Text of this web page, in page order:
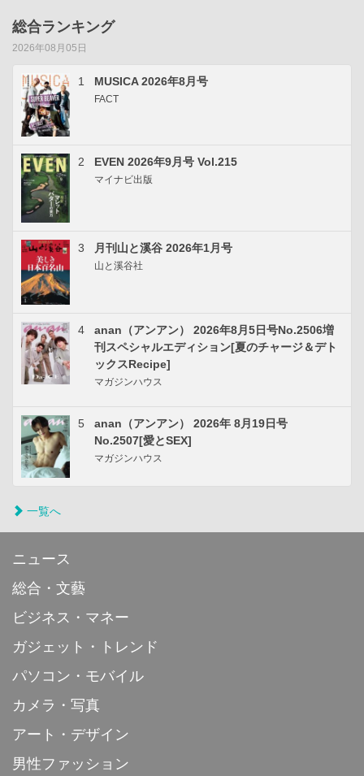
総合ランキング
2026年08月05日
1 MUSICA 2026年8月号
FACT
2 EVEN 2026年9月号 Vol.215
マイナビ出版
3 月刊山と溪谷 2026年1月号
山と溪谷社
4
anan（アンアン） 2026年8月5日号No.2506増
刊スペシャルエディション[夏のチャージ＆デト
ックスRecipe]
マガジンハウス
5
anan（アンアン） 2026年 8月19日号
No.2507[愛とSEX]
マガジンハウス
一覧へ
ニュース
総合・文藝
ビジネス・マネー
ガジェット・トレンド
パソコン・モバイル
カメラ・写真
アート・デザイン
男性ファッション